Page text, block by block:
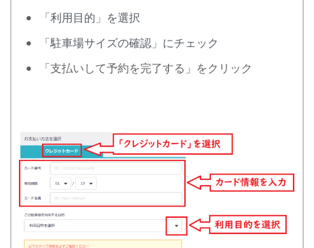
「利用目的」を選択
「駐車場サイズの確認」にチェック
「支払いして予約を完了する」をクリック